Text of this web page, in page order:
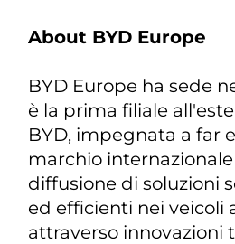
About BYD Europe
BYD Europe ha sede
è la prima filiale
BYD, impegnata a far
marchio
diffusione di soluzioni
ed efficienti nei veicoli
attraverso innovazioni